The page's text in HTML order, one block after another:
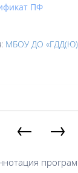
ПФ
МБОУ ДО
← →